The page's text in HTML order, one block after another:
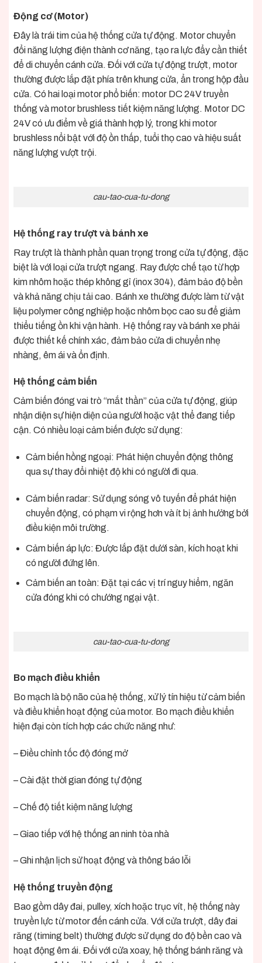
Động cơ (Motor)
Đây là trái tim của hệ thống cửa tự động. Motor chuyển
đổi năng lượng điện thành cơ năng, tạo ra lực đẩy cần thiết
để di chuyển cánh cửa. Đối với cửa tự động trượt, motor
thường được lắp đặt phía trên khung cửa, ẩn trong hộp đầu
cửa. Có hai loại motor phổ biến: motor DC 24V truyền
thống và motor brushless tiết kiệm năng lượng. Motor DC
24V có ưu điểm về giá thành hợp lý, trong khi motor
brushless nổi bật với độ ồn thấp, tuổi thọ cao và hiệu suất
năng lượng vượt trội.
cau-tao-cua-tu-dong
Hệ thống ray trượt và bánh xe
Ray trượt là thành phần quan trọng trong cửa tự động, đặc
biệt là với loại cửa trượt ngang. Ray được chế tạo từ hợp
kim nhôm hoặc thép không gỉ (inox 304), đảm bảo độ bền
và khả năng chịu tải cao. Bánh xe thường được làm từ vật
liệu polymer công nghiệp hoặc nhôm bọc cao su để giảm
thiểu tiếng ồn khi vận hành. Hệ thống ray và bánh xe phải
được thiết kế chính xác, đảm bảo cửa di chuyển nhẹ
nhàng, êm ái và ổn định.
Hệ thống cảm biến
Cảm biến đóng vai trò “mắt thần” của cửa tự động, giúp
nhận diện sự hiện diện của người hoặc vật thể đang tiếp
cận. Có nhiều loại cảm biến được sử dụng:
Cảm biến hồng ngoại: Phát hiện chuyển động thông
qua sự thay đổi nhiệt độ khi có người đi qua.
Cảm biến radar: Sử dụng sóng vô tuyến để phát hiện
chuyển động, có phạm vi rộng hơn và ít bị ảnh hưởng bởi
điều kiện môi trường.
Cảm biến áp lực: Được lắp đặt dưới sàn, kích hoạt khi
có người đứng lên.
Cảm biến an toàn: Đặt tại các vị trí nguy hiểm, ngăn
cửa đóng khi có chướng ngại vật.
cau-tao-cua-tu-dong
Bo mạch điều khiển
Bo mạch là bộ não của hệ thống, xử lý tín hiệu từ cảm biến
và điều khiển hoạt động của motor. Bo mạch điều khiển
hiện đại còn tích hợp các chức năng như:
– Điều chỉnh tốc độ đóng mở
– Cài đặt thời gian đóng tự động
– Chế độ tiết kiệm năng lượng
– Giao tiếp với hệ thống an ninh tòa nhà
– Ghi nhận lịch sử hoạt động và thông báo lỗi
Hệ thống truyền động
Bao gồm dây đai, pulley, xích hoặc trục vít, hệ thống này
truyền lực từ motor đến cánh cửa. Với cửa trượt, dây đai
răng (timing belt) thường được sử dụng do độ bền cao và
hoạt động êm ái. Đối với cửa xoay, hệ thống bánh răng và